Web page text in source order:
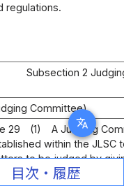
translate
regulations.
Subsection 2
Committee)
29 (1)
A Judging
within the JLSC
to be judged by
of the
目次・履歴